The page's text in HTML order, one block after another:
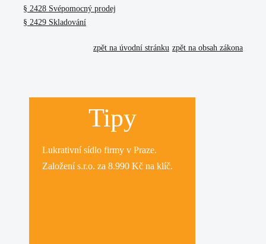
§ 2428 Svépomocný prodej
§ 2429 Skladování
zpět na obsah zákona
zpět na úvodní stránku
Tipy
Lukrativnísídlo firmy v Praze.
Založení s.r.o. za 8.990 Kč na klíč.